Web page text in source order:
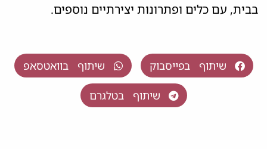
בבית, עם כלים ופתרונות יצירתיים נוספים.
שיתוף בפייסבוק שיתוף בוואטסאפ
שיתוף בטלגרם